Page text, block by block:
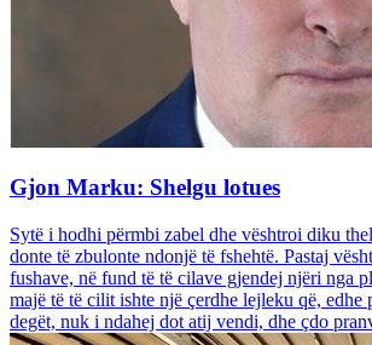
Gjon Marku: Shelgu lotues
Sytë i hodhi përmbi zabel dhe vështroi diku
donte të zbulonte ndonjë të fshehtë. Pastaj
fushave, në fund të të cilave gjendej njëri nga
majë të të cilit ishte një çerdhe lejleku që, edhe
degët, nuk i ndahej dot atij vendi, dhe çdo